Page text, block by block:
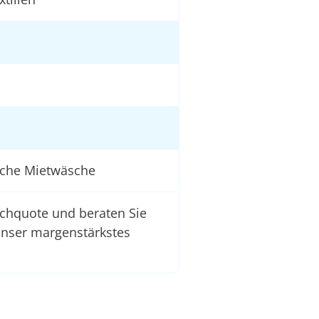
Mietwäsche
und beraten Sie
margenstärkstes